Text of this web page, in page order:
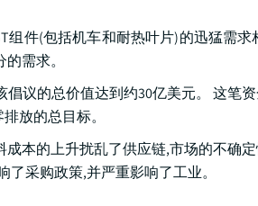
件(包括机车和耐热叶片)的迅猛需求
需求。
议的总价值达到约30亿美元。 这笔
放的总目标。
本的上升扰乱了供应链,市场的不确
采购政策,并严重影响了工业。